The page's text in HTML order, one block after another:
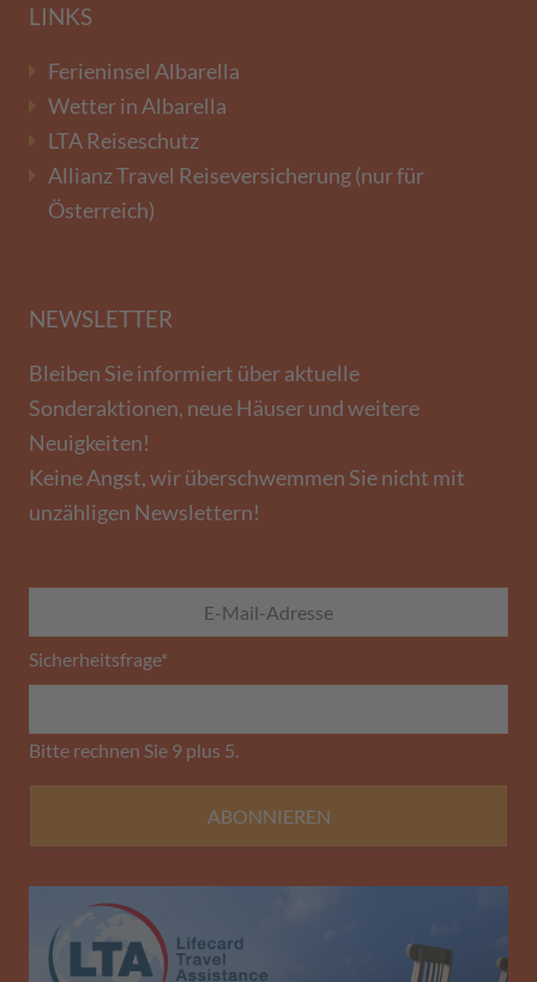
LINKS
Ferieninsel Albarella
Wetter in Albarella
LTA Reiseschutz
Allianz Travel Reiseversicherung (nur für
Österreich)
NEWSLETTER
Bleiben Sie informiert über aktuelle
Sonderaktionen, neue Häuser und weitere
Neuigkeiten!
Keine Angst, wir überschwemmen Sie nicht mit
unzähligen Newslettern!
Sicherheitsfrage*
Bitte rechnen Sie 9 plus 5.
ABONNIEREN